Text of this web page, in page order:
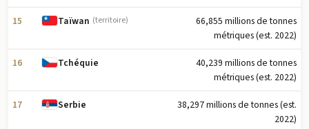
15 Taïwan (territoire)
66,855 millions de tonnes
métriques (est. 2022)
16 Tchéquie
40,239 millions de tonnes
métriques (est. 2022)
17 Serbie
38,297 millions de tonnes (est.
2022)